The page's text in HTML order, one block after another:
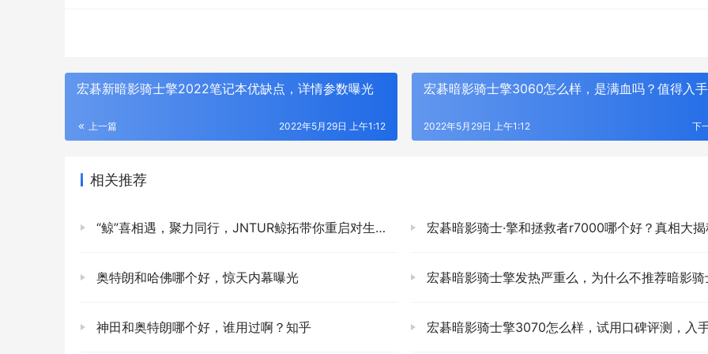
宏碁新暗影骑士擎2022笔记本优缺点，详情参数曝光
上一篇 2022年5月29日 上午1:12
宏碁暗影骑士擎3060怎么样，是满血吗？值得入
下
2022年5月29日 上午1:12
相关推荐
“鲸”喜相遇，聚力同行，JNTUR鲸拓带你重启对生活的热爱 宏碁暗影骑士·擎和拯救者r7000哪个好？真相大
奥特朗和哈佛哪个好，惊天内幕曝光 宏碁暗影骑士擎发热严重么，为什么不推荐暗影骑
神田和奥特朗哪个好，谁用过啊？知乎 宏碁暗影骑士擎3070怎么样，试用口碑评测，入手指